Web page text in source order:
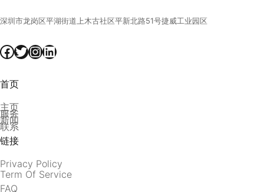
深圳市龙岗区平湖街道上木古社区平新北路51号捷威工业园区
Facebook Twitter InstagramLinkedIn
首页
主页
服务
新闻
联系
链接
Privacy Policy
Term Of Service
FAQ